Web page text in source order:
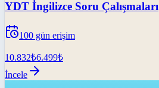
YDT İngilizce Soru Çalışmaları
100 gün erişim
10.832₺6.499₺
İncele